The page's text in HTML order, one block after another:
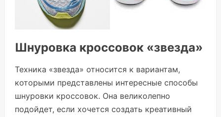
Шнуровка кроссовок «звезда»
Техника «звезда» относится к вариантам,
которыми представлены интересные способы
шнуровки кроссовок. Она великолепно
подойдет, если хочется создать креативный